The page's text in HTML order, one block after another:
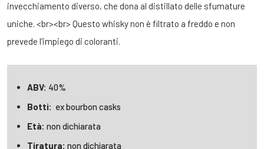
invecchiamento diverso, che dona al distillato delle sfumature
uniche. <br><br> Questo whisky non è filtrato a freddo e non
prevede l’impiego di coloranti.
ABV: 40%
Botti: exbourbon casks
Età: non dichiarata
Tiratura: non dichiarata